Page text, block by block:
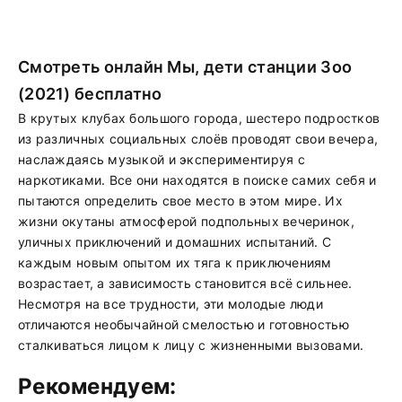
Смотреть онлайн Мы, дети станции Зоо
(2021) бесплатно
В крутых клубах большого города, шестеро подростков
из различных социальных слоёв проводят свои вечера,
наслаждаясь музыкой и экспериментируя с
наркотиками. Все они находятся в поиске самих себя и
пытаются определить свое место в этом мире. Их
жизни окутаны атмосферой подпольных вечеринок,
уличных приключений и домашних испытаний. С
каждым новым опытом их тяга к приключениям
возрастает, а зависимость становится всё сильнее.
Несмотря на все трудности, эти молодые люди
отличаются необычайной смелостью и готовностью
сталкиваться лицом к лицу с жизненными вызовами.
Рекомендуем: